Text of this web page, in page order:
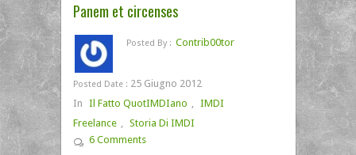
Panem et circenses
Posted By : Contrib00tor
Posted Date : 25 Giugno 2012
In Il Fatto QuotIMDIano , IMDI
Freelance , Storia Di IMDI
6 Comments